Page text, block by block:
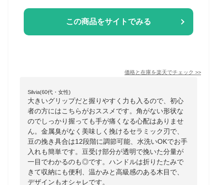
この商品をサイトでみる
価格と在庫を楽天でチェック >>
Silvia(60代・女性)
大きいグリップだと握りやすく力も入るので、初心
者の方にはこちらがおススメです。角がない形状な
のでしっかり握っても手が痛くなる心配はありませ
ん。金属臭がなく美味しく挽けるセラミック刃で、
豆の挽き具合は12段階に調節可能、水洗いOKでお手
入れも簡単です。豆受け部分が透明で挽いた分量が
一目でわかるのも◎です。ハンドルは折りたたみで
きて収納にも便利、温かみと高級感のある木目で、
デザインもオシャレです。